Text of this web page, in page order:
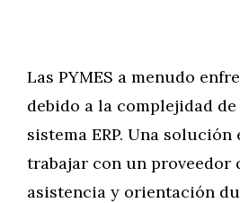
Las PYMES a menudo
debido a la complejidad
sistema ERP. Una solución
trabajar con un proveedor
asistencia y orientación